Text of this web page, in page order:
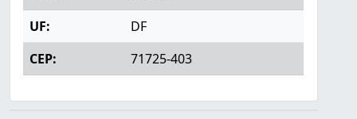
UF:
DF
CEP:
71725-403